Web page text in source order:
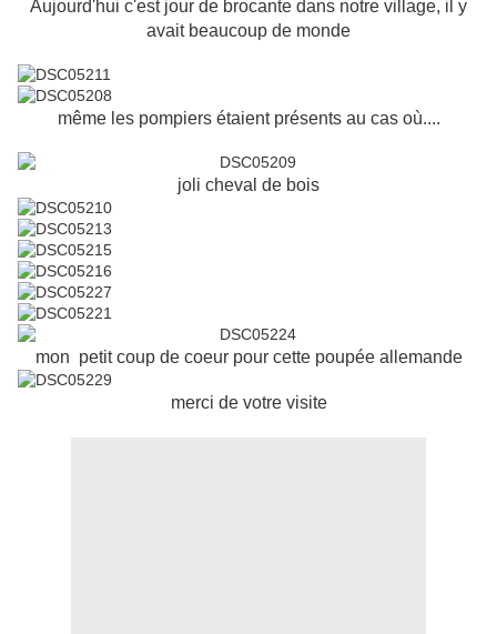
Aujourd'hui c'est jour de brocante dans notre village, il y
avait beaucoup de monde
même les pompiers étaient présents au cas où....
joli cheval de bois
mon petit coup de coeur pour cette poupée allemande
merci de votre visite